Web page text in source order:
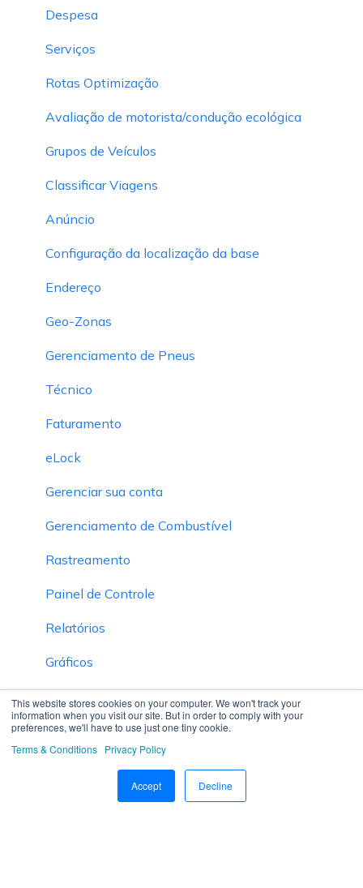
This website stores cookies on your computer. We won't track your
information when you visit our site. But in order to comply with your
preferences, we'll have to use just one tiny cookie.
Terms & Conditions Privacy Policy
Accept Decline
Despesa
Serviços
Rotas Optimização
Avaliação de motorista/condução ecológica
Grupos de Veículos
Classificar Viagens
Anúncio
Configuração da localização da base
Endereço
Geo-Zonas
Gerenciamento de Pneus
Técnico
Faturamento
eLock
Gerenciar sua conta
Gerenciamento de Combustível
Rastreamento
Painel de Controle
Relatórios
Gráficos
White Label
Inventário
Gestão inteligente de resíduos